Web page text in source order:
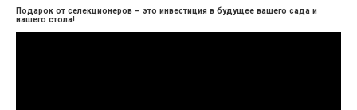
Подарок от селекционеров – это инвестиция в будущее вашего сада и
вашего стола!